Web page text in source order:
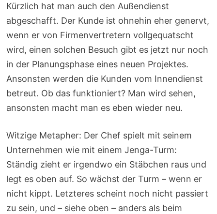
Kürzlich hat man auch den Außendienst
abgeschafft. Der Kunde ist ohnehin eher genervt,
wenn er von Firmenvertretern vollgequatscht
wird, einen solchen Besuch gibt es jetzt nur noch
in der Planungsphase eines neuen Projektes.
Ansonsten werden die Kunden vom Innendienst
betreut. Ob das funktioniert? Man wird sehen,
ansonsten macht man es eben wieder neu.
Witzige Metapher: Der Chef spielt mit seinem
Unternehmen wie mit einem Jenga-Turm:
Ständig zieht er irgendwo ein Stäbchen raus und
legt es oben auf. So wächst der Turm – wenn er
nicht kippt. Letzteres scheint noch nicht passiert
zu sein, und – siehe oben – anders als beim